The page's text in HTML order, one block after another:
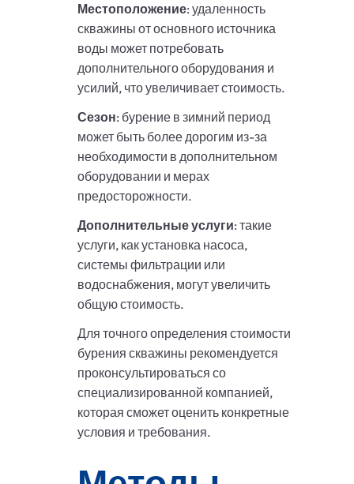
Местоположение: удаленность
скважины от основного источника
воды может потребовать
дополнительного оборудования и
усилий, что увеличивает стоимость.
Сезон: бурение в зимний период
может быть более дорогим из-за
необходимости в дополнительном
оборудовании и мерах
предосторожности.
Дополнительные услуги: такие
услуги, как установка насоса,
системы фильтрации или
водоснабжения, могут увеличить
общую стоимость.
Для точного определения стоимости
бурения скважины рекомендуется
проконсультироваться со
специализированной компанией,
которая сможет оценить конкретные
условия и требования.